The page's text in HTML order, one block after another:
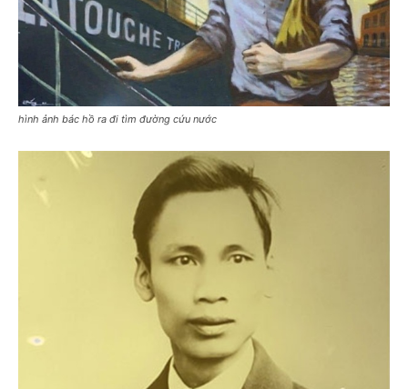
hình ảnh bác hồ ra đi tìm đường cứu nước